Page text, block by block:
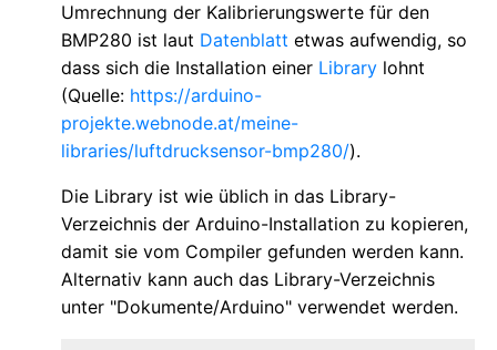
Umrechnung der Kalibrierungswerte für den
BMP280 ist laut Datenblatt etwas aufwendig, so
dass sich die Installation einer Library lohnt
(Quelle: https://arduino-
projekte.webnode.at/meine-
libraries/luftdrucksensor-bmp280/).
Die Library ist wie üblich in das Library-
Verzeichnis der Arduino-Installation zu kopieren,
damit sie vom Compiler gefunden werden kann.
Alternativ kann auch das Library-Verzeichnis
unter "Dokumente/Arduino" verwendet werden.